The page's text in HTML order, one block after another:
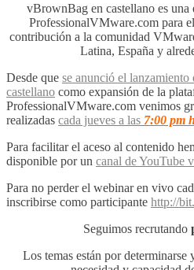
vBrownBag en castellano es una
ProfessionalVMware.com para
contribución a la comunidad
Latina, España y
Desde que se anunció el
castellano como expansión de la
ProfessionalVMware.com venimos
realizadas cada jueves a las 7:00 pm
Para facilitar el aceso al contenido
disponible por un canal de
Para no perder el webinar en vivo
inscribirse como participante http://
Seguimos recrutando
Los temas están por determinarse